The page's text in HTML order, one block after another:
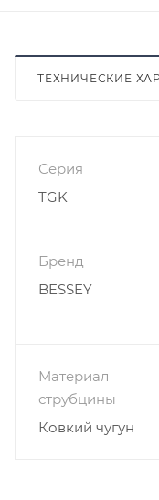
ТЕХНИЧЕСКИЕ
Серия
TGK
Бренд
BESSEY
Материал
струбцины
Ковкий чугун